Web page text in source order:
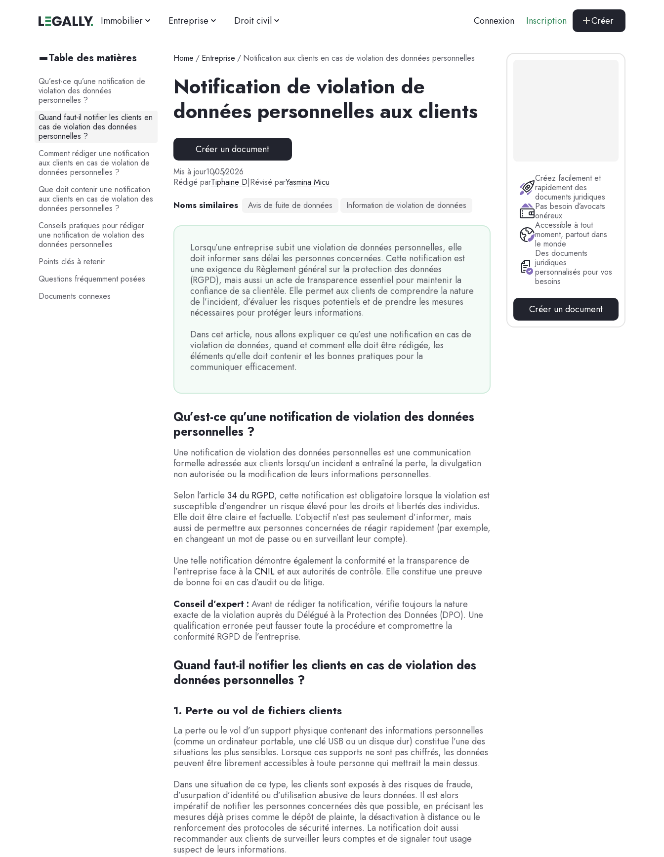
Immobilier Entreprise Droit civil Connexion Inscription Créer
Home / Entreprise / Notification aux clients en cas de violation des données personnelles
Notification de violation de
données personnelles aux clients
Créer un document
Mis à jour10/05/2026
Rédigé parTiphaine D|Révisé parYasmina Micu
Noms similaires Avis de fuite de données Information de violation de données
Créez facilement et
rapidement des
documents juridiques
Pas besoin d’avocats
onéreux
Accessible à tout
moment, partout dans
le monde
Des documents
juridiques
personnalisés pour vos
besoins
Créer un document
Lorsqu’une entreprise subit une violation de données personnelles, elle
doit informer sans délai les personnes concernées. Cette notification est
une exigence du Règlement général sur la protection des données
(RGPD), mais aussi un acte de transparence essentiel pour maintenir la
confiance de sa clientèle. Elle permet aux clients de comprendre la nature
de l’incident, d’évaluer les risques potentiels et de prendre les mesures
nécessaires pour protéger leurs informations.
Dans cet article, nous allons expliquer ce qu’est une notification en cas de
violation de données, quand et comment elle doit être rédigée, les
éléments qu’elle doit contenir et les bonnes pratiques pour la
communiquer efficacement.
Table des matières
Qu’est-ce qu’une notification de
violation des données
personnelles ?
Quand faut-il notifier les clients en
cas de violation des données
personnelles ?
Comment rédiger une notification
aux clients en cas de violation de
données personnelles ?
Que doit contenir une notification
aux clients en cas de violation des
données personnelles ?
Conseils pratiques pour rédiger
une notification de violation des
données personnelles
Points clés à retenir
Questions fréquemment posées
Documents connexes
Qu’est-ce qu’une notification de violation des données
personnelles ?
Une notification de violation des données personnelles est une communication
formelle adressée aux clients lorsqu’un incident a entraîné la perte, la divulgation
non autorisée ou la modification de leurs informations personnelles.
Selon l’article 34 du RGPD, cette notification est obligatoire lorsque la violation est
susceptible d’engendrer un risque élevé pour les droits et libertés des individus.
Elle doit être claire et factuelle. L’objectif n’est pas seulement d’informer, mais
aussi de permettre aux personnes concernées de réagir rapidement (par exemple,
en changeant un mot de passe ou en surveillant leur compte).
Une telle notification démontre également la conformité et la transparence de
l’entreprise face à la CNILet aux autorités de contrôle. Elle constitue une preuve
de bonne foi en cas d’audit ou de litige.
Conseil d’expert : Avant de rédiger ta notification, vérifie toujours la nature
exacte de la violation auprès du Délégué à la Protection des Données (DPO). Une
qualification erronée peut fausser toute la procédure et compromettre la
conformité RGPD de l’entreprise.
Quand faut-il notifier les clients en cas de violation des
données personnelles ?
1. Perte ou vol de fichiers clients
La perte ou le vol d’un support physique contenant des informations personnelles
(comme un ordinateur portable, une clé USB ou un disque dur) constitue l’une des
situations les plus sensibles. Lorsque ces supports ne sont pas chiffrés, les données
peuvent être librement accessibles à toute personne qui mettrait la main dessus.
Dans une situation de ce type, les clients sont exposés à des risques de fraude,
d’usurpation d’identité ou d’utilisation abusive de leurs données. Il est alors
impératif de notifier les personnes concernées dès que possible, en précisant les
mesures déjà prises comme le dépôt de plainte, la désactivation à distance ou le
renforcement des protocoles de sécurité internes. La notification doit aussi
recommander aux clients de surveiller leurs comptes et de signaler tout usage
suspect de leurs informations.